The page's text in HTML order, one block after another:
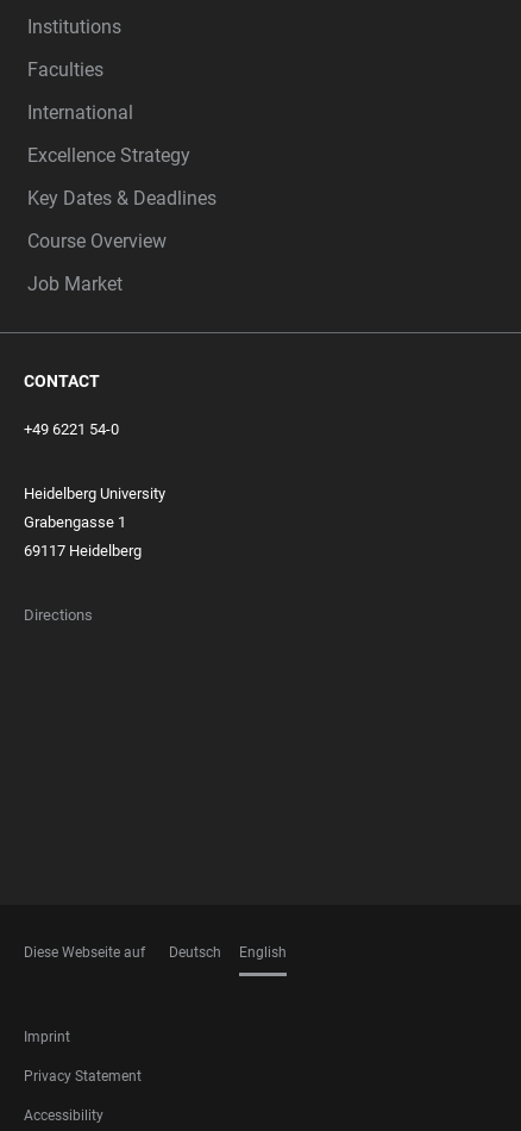
Institutions
Faculties
International
Excellence Strategy
Key Dates & Deadlines
Course Overview
Job Market
CONTACT
+49 6221 54-0
Heidelberg University
Grabengasse 1
69117 Heidelberg
Directions
Diese Webseite auf Deutsch English
FOOTER
LEGAL
Imprint
Privacy Statement
Accessibility